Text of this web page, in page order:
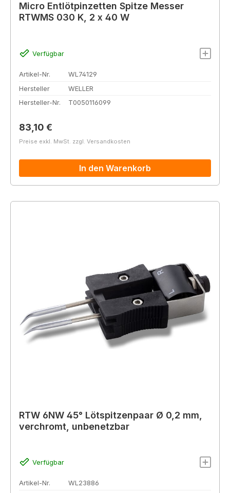
Micro Entlötpinzetten Spitze Messer
RTWMS 030 K, 2 x 40 W
Verfügbar
Artikel-Nr.
WL74129
Hersteller
WELLER
Hersteller-Nr.
T0050116099
Regulärer Preis:
83,10 €
Preise exkl. MwSt. zzgl. Versandkosten
In den Warenkorb
RTW 6NW 45° Lötspitzenpaar Ø 0,2 mm,
verchromt, unbenetzbar
Verfügbar
Artikel-Nr.
WL23886